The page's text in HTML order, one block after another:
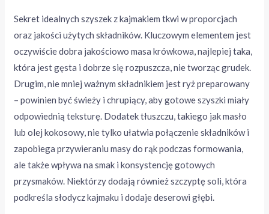
Sekret idealnych szyszek z kajmakiem tkwi w proporcjach
oraz jakości użytych składników. Kluczowym elementem jest
oczywiście dobra jakościowo masa krówkowa, najlepiej taka,
która jest gęsta i dobrze się rozpuszcza, nie tworząc grudek.
Drugim, nie mniej ważnym składnikiem jest ryż preparowany
– powinien być świeży i chrupiący, aby gotowe szyszki miały
odpowiednią teksturę. Dodatek tłuszczu, takiego jak masło
lub olej kokosowy, nie tylko ułatwia połączenie składników i
zapobiega przywieraniu masy do rąk podczas formowania,
ale także wpływa na smak i konsystencję gotowych
przysmaków. Niektórzy dodają również szczyptę soli, która
podkreśla słodycz kajmaku i dodaje deserowi głębi.